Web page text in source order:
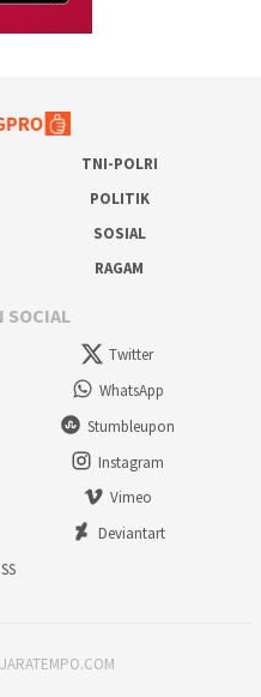
TNI-POLRI
POLITIK
SOSIAL
RAGAM
SOCIAL
Twitter
WhatsApp
Stumbleupon
Instagram
Vimeo
Deviantart